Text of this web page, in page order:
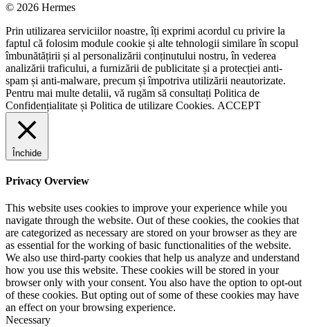
© 2026 Hermes
Prin utilizarea serviciilor noastre, îți exprimi acordul cu privire la
faptul că folosim module cookie și alte tehnologii similare în scopul
îmbunătățirii și al personalizării conținutului nostru, în vederea
analizării traficului, a furnizării de publicitate și a protecției anti-
spam și anti-malware, precum și împotriva utilizării neautorizate.
Pentru mai multe detalii, vă rugăm să consultați Politica de
Confidențialitate și Politica de utilizare Cookies. ACCEPT
Închide
Privacy Overview
This website uses cookies to improve your experience while you
navigate through the website. Out of these cookies, the cookies that
are categorized as necessary are stored on your browser as they are
as essential for the working of basic functionalities of the website.
We also use third-party cookies that help us analyze and understand
how you use this website. These cookies will be stored in your
browser only with your consent. You also have the option to opt-out
of these cookies. But opting out of some of these cookies may have
an effect on your browsing experience.
Necessary